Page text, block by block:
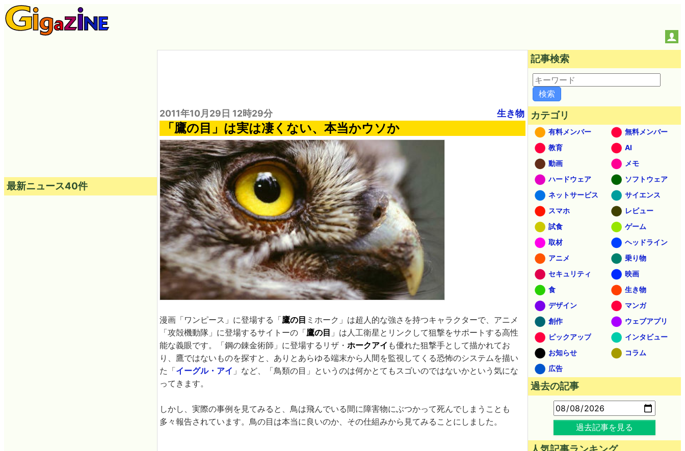
2011年10月29日 12時29分 生き物
「鷹の目」は実は凄くない、本当かウソか
漫画「ワンピース」に登場する「鷹の目 ミホーク」は超人的な強さを持つキャラクターで、アニメ
「攻殻機動隊」に登場するサイトーの「鷹の目 」は人工衛星とリンクして狙撃をサポートする高性
能な義眼です。「鋼の錬金術師」に登場するリザ・ ホークアイ も優れた狙撃手として描かれてお
り、鷹ではないものを探すと、ありとあらゆる端末から人間を監視してくる恐怖のシステムを描い
た「イーグル・アイ 」など、「鳥類の目」というのは何かとてもスゴいのではないかという気にな
ってきます。
しかし、実際の事例を見てみると、鳥は飛んでいる間に障害物にぶつかって死んでしまうことも
多々報告されています。鳥の目は本当に良いのか、その仕組みから見てみることにしました。
最新ニュース40件
記事検索
カテゴリ
有料メンバー
無料メンバー
教育
AI
動画
メモ
ハードウェア
ソフトウェア
ネットサービス
サイエンス
スマホ
レビュー
試食
ゲーム
取材
ヘッドライン
アニメ
乗り物
セキュリティ
映画
食
生き物
デザイン
マンガ
創作
ウェブアプリ
ピックアップ
インタビュー
お知らせ
コラム
広告
過去の記事
過去記事を見る